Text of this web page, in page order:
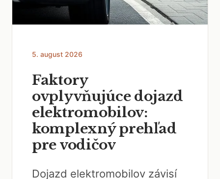
5. august 2026
Faktory
ovplyvňujúce dojazd
elektromobilov:
komplexný prehľad
pre vodičov
Dojazd elektromobilov závisí